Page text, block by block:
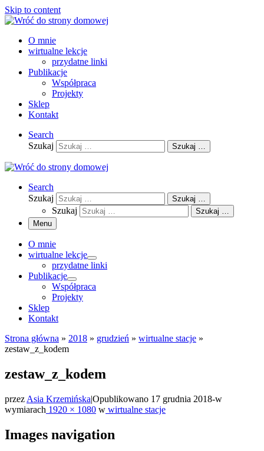
Skip to content
O mnie
wirtualne lekcje
przydatne linki
Publikacje
Współpraca
Projekty
Sklep
Kontakt
Search
Szukaj
Szukaj …
Search
Szukaj
Szukaj …
Szukaj
Szukaj …
Menu
O mnie
wirtualne lekcje
przydatne linki
Publikacje
Współpraca
Projekty
Sklep
Kontakt
Strona główna » 2018 » grudzień » wirtualne stacje »
zestaw_z_kodem
zestaw_z_kodem
przez Asia Krzemińska|Opublikowano 17 grudnia 2018-w
wymiarach 1920 × 1080 w wirtualne stacje
Images navigation